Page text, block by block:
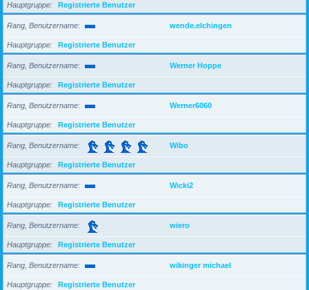
Hauptgruppe Registrierte Benutzer
Rang, Benutzername wende.elchingen
Hauptgruppe Registrierte Benutzer
Rang, Benutzername Werner Hoppe
Hauptgruppe Registrierte Benutzer
Rang, Benutzername Werner6060
Hauptgruppe Registrierte Benutzer
Rang, Benutzername Wibo
Hauptgruppe Registrierte Benutzer
Rang, Benutzername Wicki2
Hauptgruppe Registrierte Benutzer
Rang, Benutzername wiero
Hauptgruppe Registrierte Benutzer
Rang, Benutzername wikinger michael
Hauptgruppe Registrierte Benutzer